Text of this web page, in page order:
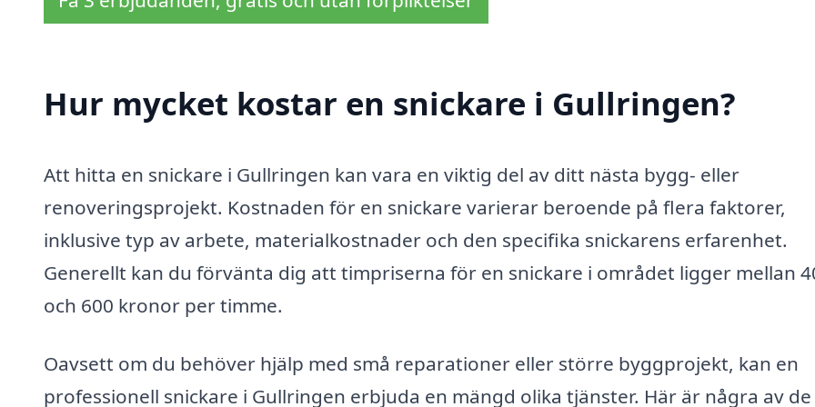
Hur mycket kostar en snickare i Gullringen?
Att hitta en snickare i Gullringen kan vara en viktig del av ditt nästa bygg- eller
renoveringsprojekt. Kostnaden för en snickare varierar beroende på flera faktorer,
inklusive typ av arbete, materialkostnader och den specifika snickarens erfarenhet.
Generellt kan du förvänta dig att timpriserna för en snickare i området ligger mellan
och 600 kronor per timme.
Oavsett om du behöver hjälp med små reparationer eller större byggprojekt, kan en
professionell snickare i Gullringen erbjuda en mängd olika tjänster. Här är några av de